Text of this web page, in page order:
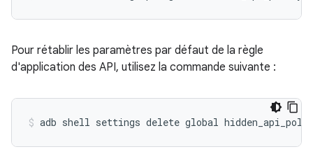
Pour rétablir les paramètres par défaut de la règle
d'application des API, utilisez la commande suivante :